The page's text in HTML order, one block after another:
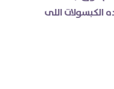
عنده الكبسولات اللى
فيكوا